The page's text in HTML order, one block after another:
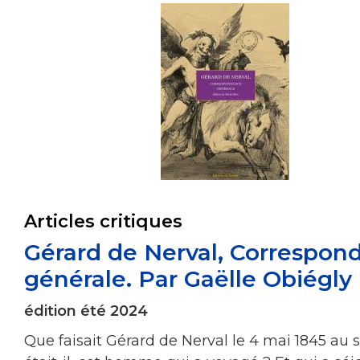
Articles critiques
Gérard de Nerval,
générale. Par Gaëlle Obiégly
édition été 2024
Que faisait Gérard de Nerval le 4 mai 1845 au